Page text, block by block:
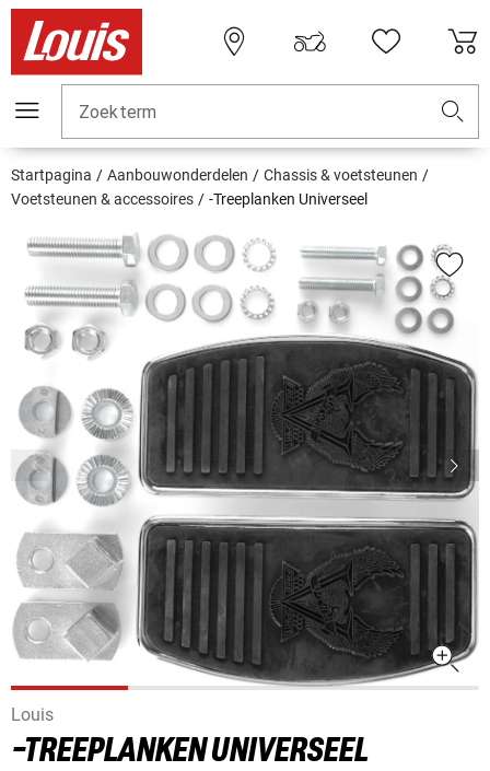
Zoekterm
Startpagina Aanbouwonderdelen
Chassis & voetsteunen
Voetsteunen & accessoires
-Treeplanken Universeel
Louis
-TREEPLANKEN UNIVERSEEL